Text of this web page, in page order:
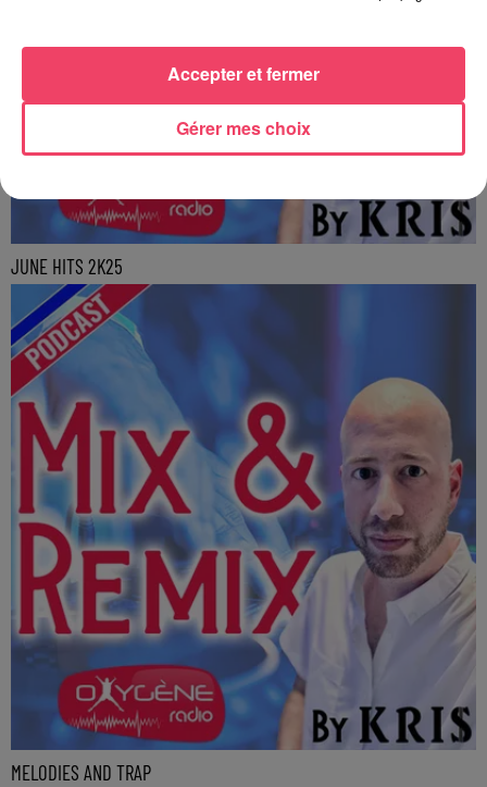
JUNE HITS 2K25
MELODIES AND TRAP
Gérer mes choix
Accepter et fermer